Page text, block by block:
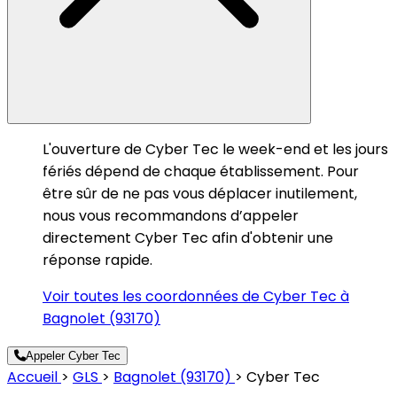
L'ouverture de Cyber Tec le week-end et les jours
fériés dépend de chaque établissement. Pour
être sûr de ne pas vous déplacer inutilement,
nous vous recommandons d’appeler
directement Cyber Tec afin d'obtenir une
réponse rapide.
Voir toutes les coordonnées de Cyber Tec à
Bagnolet (93170)
Appeler Cyber Tec
Accueil > GLS > Bagnolet (93170) > Cyber Tec